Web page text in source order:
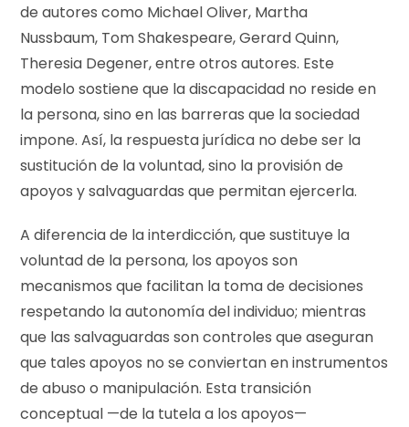
de autores como Michael Oliver, Martha
Nussbaum, Tom Shakespeare, Gerard Quinn,
Theresia Degener, entre otros autores. Este
modelo sostiene que la discapacidad no reside en
la persona, sino en las barreras que la sociedad
impone. Así, la respuesta jurídica no debe ser la
sustitución de la voluntad, sino la provisión de
apoyos y salvaguardas que permitan ejercerla.
A diferencia de la interdicción, que sustituye la
voluntad de la persona, los apoyos son
mecanismos que facilitan la toma de decisiones
respetando la autonomía del individuo; mientras
que las salvaguardas son controles que aseguran
que tales apoyos no se conviertan en instrumentos
de abuso o manipulación. Esta transición
conceptual —de la tutela a los apoyos—